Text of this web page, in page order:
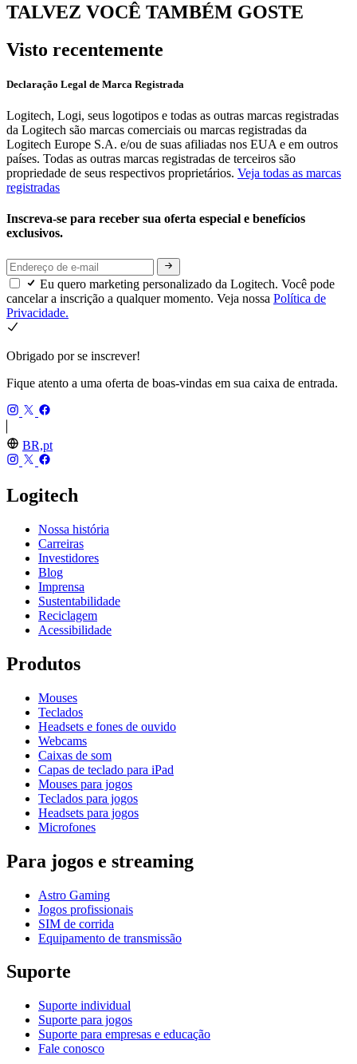
TALVEZ VOCÊ TAMBÉM GOSTE
Visto recentemente
Declaração Legal de Marca Registrada
Logitech, Logi, seus logotipos e todas as outras marcas registradas
da Logitech são marcas comerciais ou marcas registradas da
Logitech Europe S.A. e/ou de suas afiliadas nos EUA e em outros
países. Todas as outras marcas registradas de terceiros são
propriedade de seus respectivos proprietários. Veja todas as marcas
registradas
Inscreva-se para receber sua oferta especial e benefícios
exclusivos.
Eu quero marketing personalizado da Logitech. Você pode
cancelar a inscrição a qualquer momento. Veja nossa Política de
Privacidade.
Obrigado por se inscrever!
Fique atento a uma oferta de boas-vindas em sua caixa de entrada.
BR,pt
Logitech
Nossa história
Carreiras
Investidores
Blog
Imprensa
Sustentabilidade
Reciclagem
Acessibilidade
Produtos
Mouses
Teclados
Headsets e fones de ouvido
Webcams
Caixas de som
Capas de teclado para iPad
Mouses para jogos
Teclados para jogos
Headsets para jogos
Microfones
Para jogos e streaming
Astro Gaming
Jogos profissionais
SIM de corrida
Equipamento de transmissão
Suporte
Suporte individual
Suporte para jogos
Suporte para empresas e educação
Fale conosco